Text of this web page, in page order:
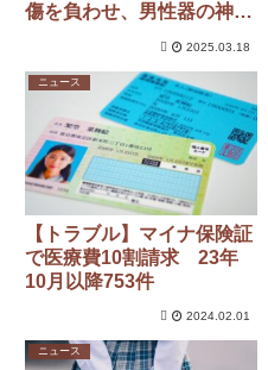
傷を負わせ、男性器の神経
い命令 その額は驚きの◯
億円！！？
2025.03.18
ニュース
【トラブル】マイナ保険証
で医療費10割請求 23年
10月以降753件
2024.02.01
ニュース